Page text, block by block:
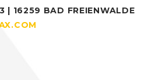
| 16259 BAD FREIENWALDE